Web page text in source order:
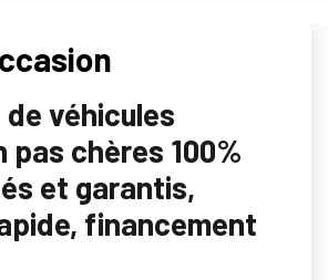
véhicules
pas chères 100%
et garantis,
financement